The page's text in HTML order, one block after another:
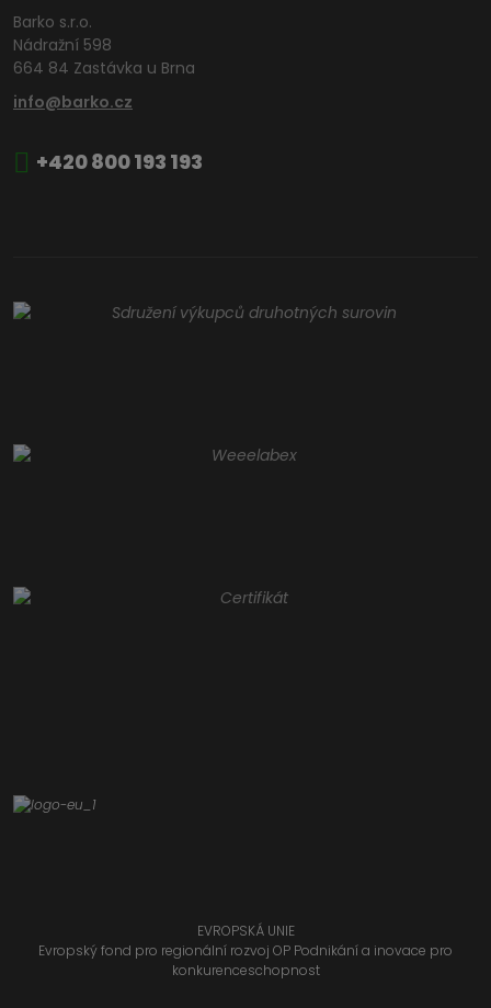
Barko s.r.o.
Nádražní 598
664 84 Zastávka u Brna
info@barko.cz
+420 800 193 193
EVROPSKÁ UNIE
Evropský fond pro regionální rozvoj OP Podnikání a inovace pro
konkurenceschopnost